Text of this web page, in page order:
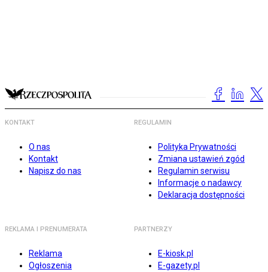
KONTAKT
O nas
Kontakt
Napisz do nas
REGULAMIN
Polityka Prywatności
Zmiana ustawień zgód
Regulamin serwisu
Informacje o nadawcy
Deklaracja dostępności
REKLAMA I PRENUMERATA
Reklama
Ogłoszenia
PARTNERZY
E-kiosk.pl
E-gazety.pl